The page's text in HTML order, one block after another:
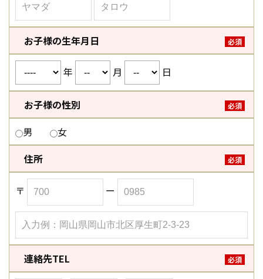
お子様の生年月日 必須
年 月 日
お子様の性別 必須
男
女
住所
必須
〒 ー
連絡先TEL 必須